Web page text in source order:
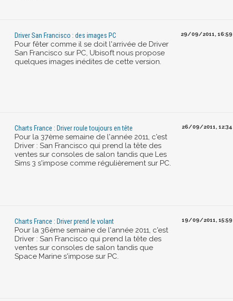
Driver San Francisco : des images PC
Pour fêter comme il se doit l'arrivée de Driver
San Francisco sur PC, Ubisoft nous propose
quelques images inédites de cette version.
29/09/2011, 16:59
Charts France : Driver roule toujours en tête
Pour la 37ème semaine de l'année 2011, c'est
Driver : San Francisco qui prend la tête des
ventes sur consoles de salon tandis que Les
Sims 3 s'impose comme régulièrement sur PC.
26/09/2011, 12:34
Charts France : Driver prend le volant
Pour la 36ème semaine de l'année 2011, c'est
Driver : San Francisco qui prend la tête des
ventes sur consoles de salon tandis que
Space Marine s'impose sur PC.
19/09/2011, 15:59